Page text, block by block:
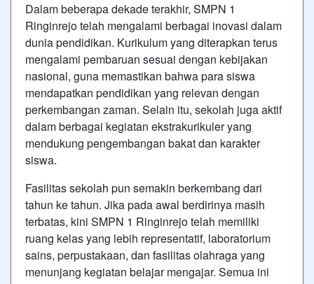
Dalam beberapa dekade terakhir, SMPN 1
Ringinrejo telah mengalami berbagai inovasi dalam
dunia pendidikan. Kurikulum yang diterapkan terus
mengalami pembaruan sesuai dengan kebijakan
nasional, guna memastikan bahwa para siswa
mendapatkan pendidikan yang relevan dengan
perkembangan zaman. Selain itu, sekolah juga aktif
dalam berbagai kegiatan ekstrakurikuler yang
mendukung pengembangan bakat dan karakter
siswa.
Fasilitas sekolah pun semakin berkembang dari
tahun ke tahun. Jika pada awal berdirinya masih
terbatas, kini SMPN 1 Ringinrejo telah memiliki
ruang kelas yang lebih representatif, laboratorium
sains, perpustakaan, dan fasilitas olahraga yang
menunjang kegiatan belajar mengajar. Semua ini